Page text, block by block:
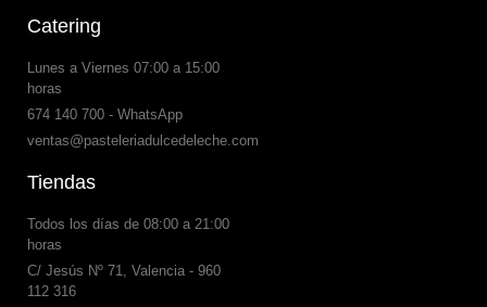
Catering
Lunes a Viernes 07:00 a 15:00
horas
674 140 700 - WhatsApp
ventas@pasteleriadulcedeleche.com
Tiendas
Todos los días de 08:00 a 21:00
horas
C/ Jesús Nº 71, Valencia - 960
112 316